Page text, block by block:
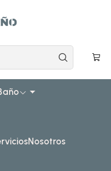
Nosotros
cm M2-1603 / Titanio